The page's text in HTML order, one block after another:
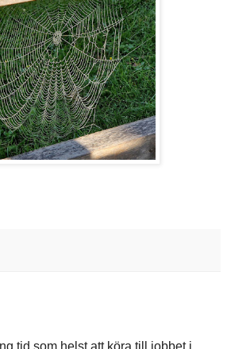
tid som helst att köra till jobbet i